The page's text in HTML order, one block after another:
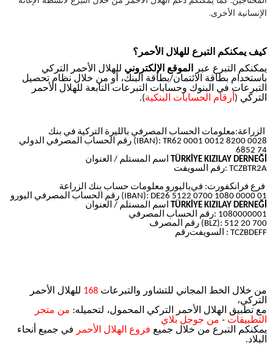
الإنسانية الأخرى.
كيف يمكنكم التبرع للهلال الأحمر؟
يمكنكم التبرع عبر
الموقع الإلكتروني للهلال الأحمر التركي
باستخدام بطاقة الائتمان/بطاقة البنك، أو من خلال نظام تحصيل
التبرعات في البنوك وحسابات التبرعات التابعة للهلال الأحمر
التركي ( أرقام الحسابات البنكية).
معلومات الحساب المصرفي بالليرة التركية في بنكالزراعة:
رقم الحساب المصرفي الدولي(IBAN): TR62 0001 0012 8200 0028
6852 74
اسم المستلم / العنوان TÜRKİYE KIZILAY DERNEĞİ
رقم السويفت: TCZBTR2A
معلومات حساب بنك الزراعة باليوروفي فرع فرانكفورت:
رقم الحساب المصرفي اليورو(IBAN): DE26 5122 0700 1080 0000 01
اسم المستلم / العنوان TÜRKİYE KIZILAY DERNEĞİ
رقم الحساب المصرفي: 1080000001
رقم المصرف(BLZ): 512 20 700
رقمالسويفت : TCZBDEFF
من خلال الخط المجاني للتشاور والتبرعات168 للهلال الأحمر
التركي،
مع تطبيق الهلال الأحمر التركي المحمول، لتحميله: من متجر
التطبيقات- من جوجل بلاي
يمكنكم التبرع من خلال جميع فروع الهلال الأحمر في جميع أنحاء
البلاد.